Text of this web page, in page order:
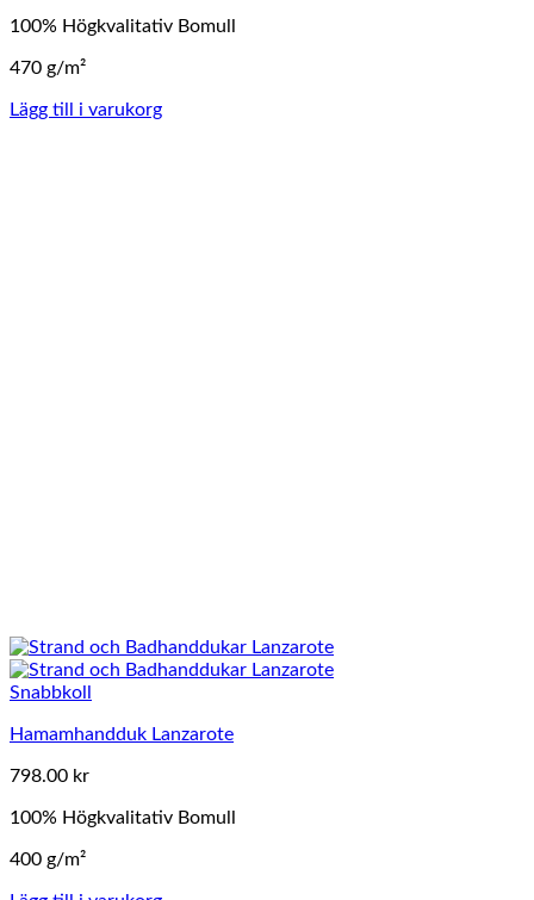
100% Högkvalitativ Bomull
470 g/m²
Lägg till i varukorg
Snabbkoll
Hamamhandduk Lanzarote
798.00 kr
100% Högkvalitativ Bomull
400 g/m²